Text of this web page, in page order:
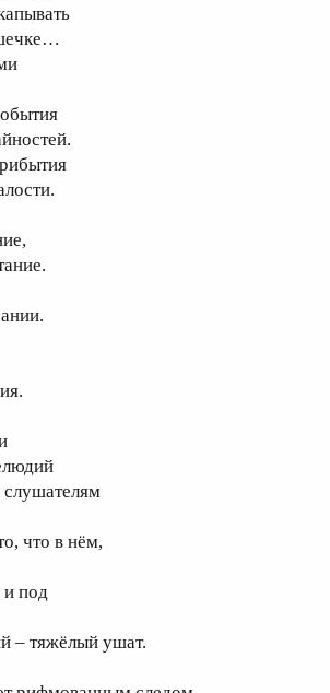
что в нём,
под
– тяжёлый ушат.